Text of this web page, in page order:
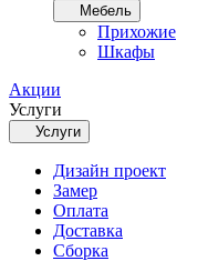
Мебель
Прихожие
Шкафы
Акции
Услуги
Услуги
Дизайн проект
Замер
Оплата
Доставка
Сборка